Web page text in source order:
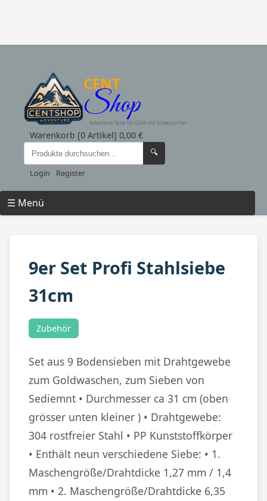
CENT
Shop
Adventure Seite für Gold und Schatzsucher
Warenkorb [0 Artikel] 0,00 €
🔍
Login Register
☰ Menü
9er Set Profi Stahlsiebe
31cm
Zubehör
Set aus 9 Bodensieben mit Drahtgewebe
zum Goldwaschen, zum Sieben von
Sediemnt • Durchmesser ca 31 cm (oben
grösser unten kleiner ) • Drahtgewebe:
304 rostfreier Stahl • PP Kunststoffkörper
• Enthält neun verschiedene Siebe: • 1.
Maschengröße/Drahtdicke 1,27 mm / 1,4
mm • 2. Maschengröße/Drahtdicke 6,35